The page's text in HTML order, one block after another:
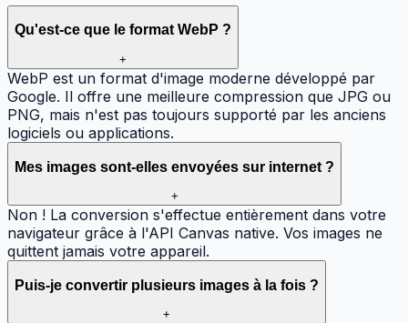
Qu'est-ce que le format WebP ?
+
WebP est un format d'image moderne développé par
Google. Il offre une meilleure compression que JPG ou
PNG, mais n'est pas toujours supporté par les anciens
logiciels ou applications.
Mes images sont-elles envoyées sur internet ?
+
Non ! La conversion s'effectue entièrement dans votre
navigateur grâce à l'API Canvas native. Vos images ne
quittent jamais votre appareil.
Puis-je convertir plusieurs images à la fois ?
+